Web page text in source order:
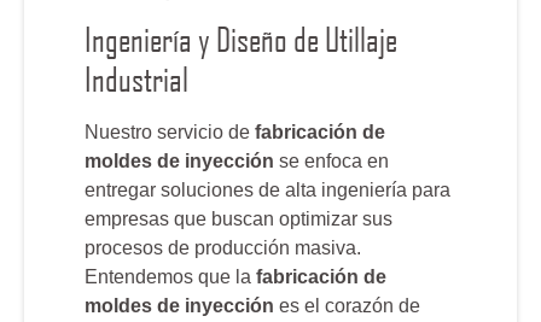
Ingeniería y Diseño de Utillaje
Industrial
Nuestro servicio de fabricación de
moldes de inyección se enfoca en
entregar soluciones de alta ingeniería para
empresas que buscan optimizar sus
procesos de producción masiva.
Entendemos que la fabricación de
moldes de inyección es el corazón de